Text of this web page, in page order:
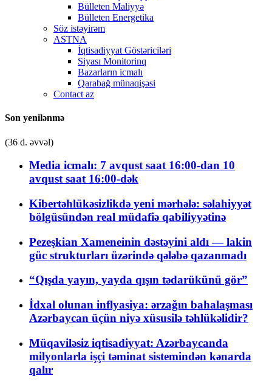
Bülleten Maliyyə
Bülleten Energetika
Söz istəyirəm
ASTNA
İqtisadiyyat Göstəriciləri
Siyası Monitorinq
Bazarların icmalı
Qarabağ münaqişəsi
Contact az
Son yenilənmə
(36 d. əvvəl)
Media icmalı: 7 avqust saat 16:00-dan 10
avqust saat 16:00-dək
Kibertəhlükəsizlikdə yeni mərhələ: səlahiyyət
bölgüsündən real müdafiə qabiliyyətinə
Pezeşkian Xameneinin dəstəyini aldı — lakin
güc strukturları üzərində qələbə qazanmadı
“Qışda yayın, yayda qışın tədarükünü gör”
İdxal olunan inflyasiya: ərzağın bahalaşması
Azərbaycan üçün niyə xüsusilə təhlükəlidir?
Müqaviləsiz iqtisadiyyat: Azərbaycanda
milyonlarla işçi təminat sistemindən kənarda
qalır